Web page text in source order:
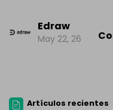
Edraw
May 22, 26
Artículos recientes